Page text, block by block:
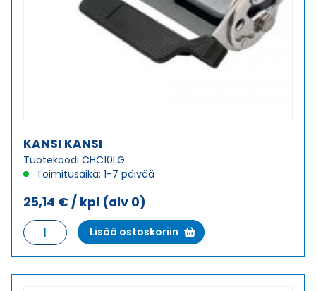
KANSI KANSI
Tuotekoodi CHC10LG
Toimitusaika: 1-7 päivää
25,14 € / kpl (alv 0)
KANSI
KANSI
määrä
Lisää ostoskoriin